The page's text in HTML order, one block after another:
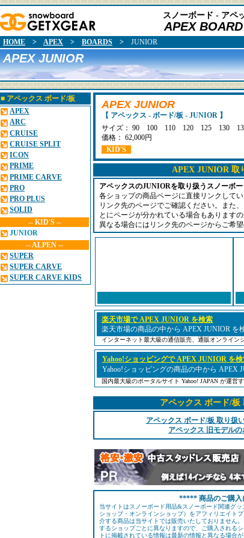
スノーボード - アペ
APEX BOARD
HOME > APEX > BOARDS > JUNIOR
APEX JUNIOR
■ アペックス ボード/板
APEX
ARC
CRUISE
CRUISE SPLIT
ICON
PRIME
PRIME CARVE
PRO
PRO PLUS
SOLID
-- KID'S --
JUNIOR
-- ALPEN --
SUPER
SUPER CARVE
SUPER CARVE KIDS
APEX JUNIOR
【 アペックス - ボード/板 - JUNIOR 】
サイズ： 90 100 110 120 125 130
価格： 62,000円
KID'S
APEX JUNIOR 取
アペックスのJUNIORを取り扱うスノーボー
各ショップの商品ページに直接リンクして
リンク先のページでご確認ください。また
とにページが分かれている場合もあります
異なる場合にはリンク先のページからご希
楽天市場で APEX JUNIOR を検索
楽天市場の商品の中から APEX JUNIOR を
インターネット最大級の通信販売、通販オンライン
Yahoo!ショッピングで APEX JUNIOR を
Yahoo!ショッピングの商品の中から APEX
国内最大級のポータルサイト Yahoo! JAPAN が運営
アペックス ボード/板
アペックス ボード/板 取り扱
アペックス 旧モデル
***** 商品のご購
当サイトはスノーボード用品&スノーボード関連グ
ショップ・オンラインショップ）をアフィリエイト
介する商品は当サイトでは販売いたしておりません
するショップごとに異なりますので、ご購入される
トに掲載されている情報は最新の情報と異なる場合